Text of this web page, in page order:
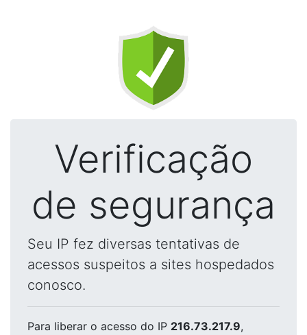
Verificação
de segurança
Seu IP fez diversas tentativas de
acessos suspeitos a sites hospedados
conosco.
Para liberar o acesso do IP 216.73.217.9,